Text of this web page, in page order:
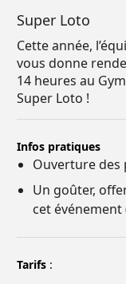
Super Loto
Cette année,
vous donne
14 heures au
Super Loto !
Infos pratiques
Ouverture des
Un goûter,
cet événement
Tarifs :